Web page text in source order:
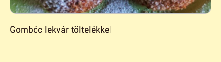
Gombóc lekvár töltelékkel